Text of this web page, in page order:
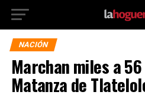
NACIÓN
Marchan miles a
Matanza de